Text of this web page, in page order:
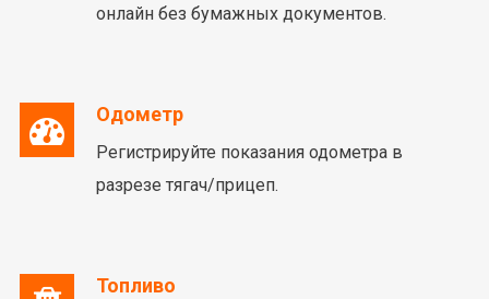
онлайн без бумажных документов.
Одометр
Регистрируйте показания одометра в
разрезе тягач/прицеп.
Топливо